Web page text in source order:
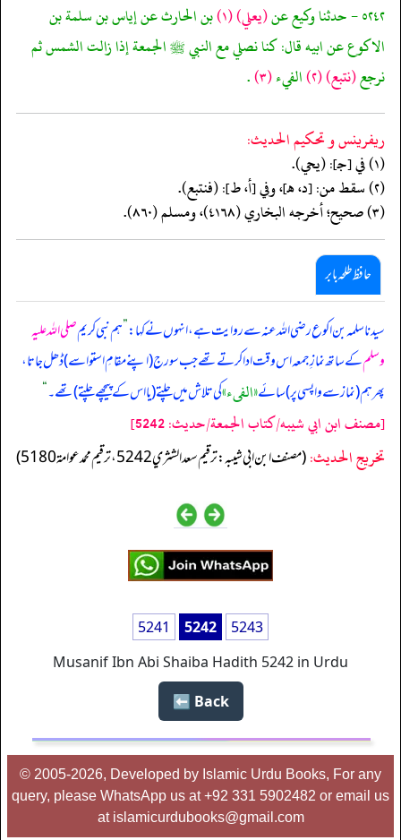
٥٢٤٢ - حدثنا وكيع عن (يعلي)(١) بن الحارث عن إياس بن سلمة بن
الاكوع عن ابيه قال: كنا نصلي مع النبي ﷺ الجمعة إذا زالت الشمس ثم
نرجع(نتبع)(٢) الفيء(٣) .
ريفرينس و تحكيم الحدیث:
(١) في [جـ]: (يحي).
(٢) سقط من: [د، هـ]، وفي [أ، ط]: (فنتبع).
(٣) صحيح؛ أخرجه البخاري (٤١٦٨)، ومسلم (٨٦٠).
حافظ طلحہ بابر
سیدنا سلمہ بن اکوع رضی اللہ عنہ سے روایت ہے، انہوں نے کہا:”ہم نبی کریمصلی اللہ علیہ
وسلمکے ساتھ نمازِ جمعہ اس وقت ادا کرتے تھے جب سورج (اپنے مقامِ استوا سے) ڈھل جاتا،
پھر ہم (نماز سے واپسی پر) سائے«الفیء»کی تلاش میں چلتے (یا اس کے پیچھے چلتے) تھے۔“
[مصنف ابن ابي شيبه/كتاب الجمعة/حدیث: 5242]
تخریج الحدیث:(مصنف ابن ابي شيبه: ترقيم سعد الشثري 5242، ترقيم محمد عوامة 5180)
5241 5242
5243
Musanif Ibn Abi Shaiba Hadith 5242 in Urdu
Back ⬅️
© 2005-2026, Developed by Islamic Urdu Books, For any
query, please WhatsApp us at +92 331 5902482 or email us
at islamicurdubooks@gmail.com